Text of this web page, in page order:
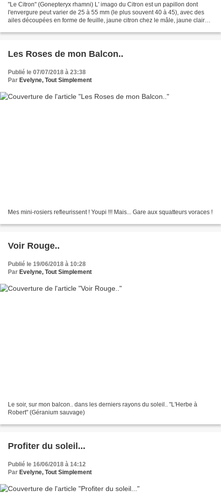
"Le Citron" (Gonepteryx rhamni) L' imago du Citron est un papillon dont
l'envergure peut varier de 25 à 55 mm (le plus souvent 40 à 45), avec des
ailes découpées en forme de feuille, jaune citron chez le mâle, jaune clair
Les Roses de mon Balcon..
Publié le 07/07/2018 à 23:38
Par Evelyne, Tout Simplement
Mes mini-rosiers refleurissent ! Youpi !!! Mais... Gare aux squatteurs voraces !
Voir Rouge..
Publié le 19/06/2018 à 10:28
Par Evelyne, Tout Simplement
Le soir, sur mon balcon.. dans les derniers rayons du soleil.. "L'Herbe à
Robert" (Géranium sauvage)
Profiter du soleil...
Publié le 16/06/2018 à 14:12
Par Evelyne, Tout Simplement